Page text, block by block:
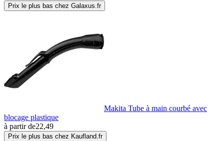
Prix le plus bas chez Galaxus.fr
Makita Tube à main courbé avec
blocage plastique
à partir de22,49
Prix le plus bas chez Kaufland.fr